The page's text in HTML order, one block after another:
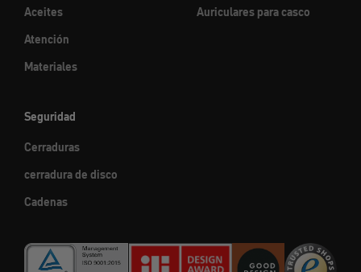
Aceites
Atención
Materiales
Auriculares para casco
Seguridad
Cerraduras
cerradura de disco
Cadenas